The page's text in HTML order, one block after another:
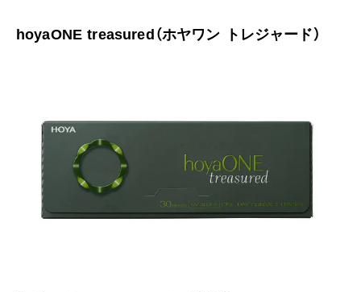
hoyaONE treasured（ホヤワン トレジャード）